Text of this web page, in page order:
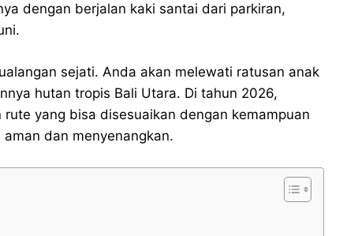
dengan berjalan kaki santai dari parkiran,
sejati. Anda akan melewati ratusan anak
hutan tropis Bali Utara. Di tahun 2026,
yang bisa disesuaikan dengan kemampuan
dan menyenangkan.